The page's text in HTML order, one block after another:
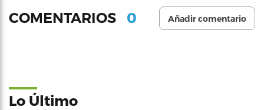
COMENTARIOS 0 Añadir comentario
Lo Último